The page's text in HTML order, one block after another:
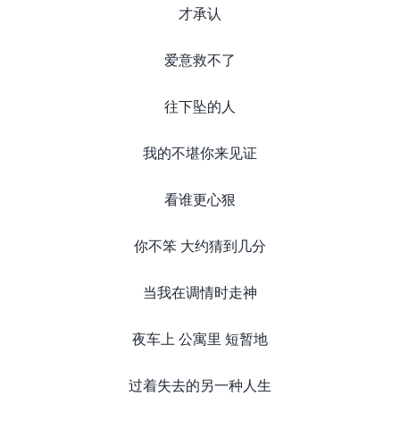
才承认
爱意救不了
往下坠的人
我的不堪你来见证
看谁更心狠
你不笨 大约猜到几分
当我在调情时走神
夜车上 公寓里 短暂地
过着失去的另一种人生